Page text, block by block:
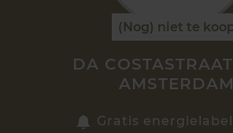
(Nog) niet te
DA
AMSTERDAM
Gratis